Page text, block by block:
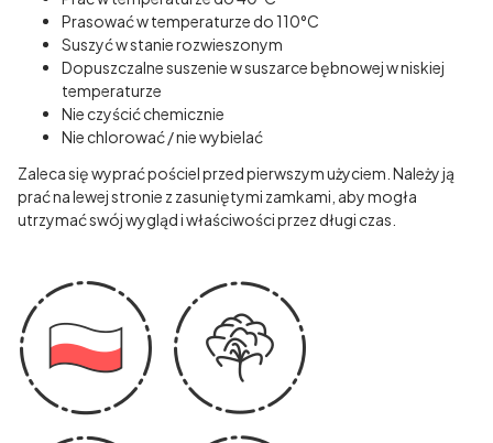
Prasować w temperaturze do 110°C
Suszyć w stanie rozwieszonym
Dopuszczalne suszenie w suszarce bębnowej w niskiej
temperaturze
Nie czyścić chemicznie
Nie chlorować / nie wybielać
Zaleca się wyprać pościel przed pierwszym użyciem. Należy ją
prać na lewej stronie z zasuniętymi zamkami, aby mogła
utrzymać swój wygląd i właściwości przez długi czas.